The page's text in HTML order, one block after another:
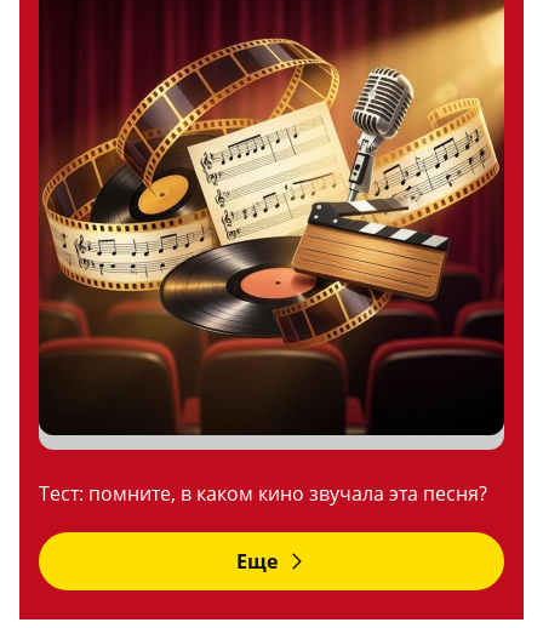
Тест: помните, в каком кино звучала эта песня?
Еще